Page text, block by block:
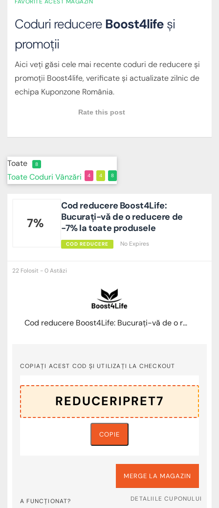
Coduri reducere Boost4life și
promoții
Aici veți găsi cele mai recente coduri de reducere și
promoții Boost4life, verificate și actualizate zilnic de
echipa Kuponzone România.
Rate this post
Toate 8
Toate 8
Coduri 4
Vânzări 4
7%
Cod reducere Boost4Life:
Bucurați-vă de o reducere de
-7% la toate produsele
COD REDUCERE No Expires
22 Folosit - 0 Astăzi
Cod reducere Boost4Life: Bucurați-vă de o reducere de -7% la toate produsele
COPIAȚI ACEST COD ȘI UTILIZAȚI LA CHECKOUT
COPIE
MERGE LA MAGAZIN
A FUNCȚIONAT? DETALIILE CUPONULUI